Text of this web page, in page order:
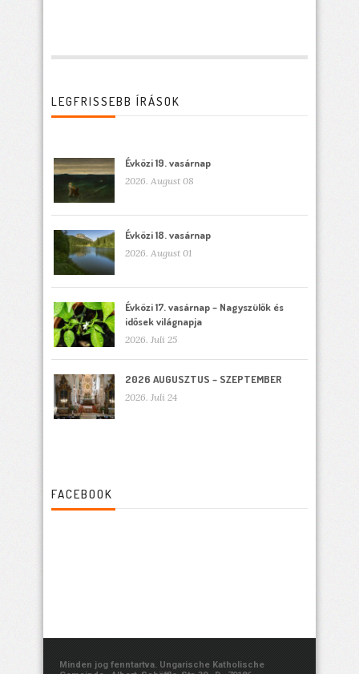
LEGFRISSEBB ÍRÁSOK
Évközi 19. vasárnap
2026. August 08
Évközi 18. vasárnap
2026. August 01
Évközi 17. vasárnap – Nagyszülők és
idősek világnapja
2026. Juli 25
2026 AUGUSZTUS – SZEPTEMBER
2026. Juli 24
FACEBOOK
Minden jog fenntartva. Ungarische Katholische